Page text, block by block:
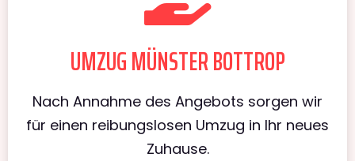
UMZUG MÜNSTER BOTTROP
Nach Annahme des Angebots sorgen wir
für einen reibungslosen Umzug in Ihr neues
Zuhause.